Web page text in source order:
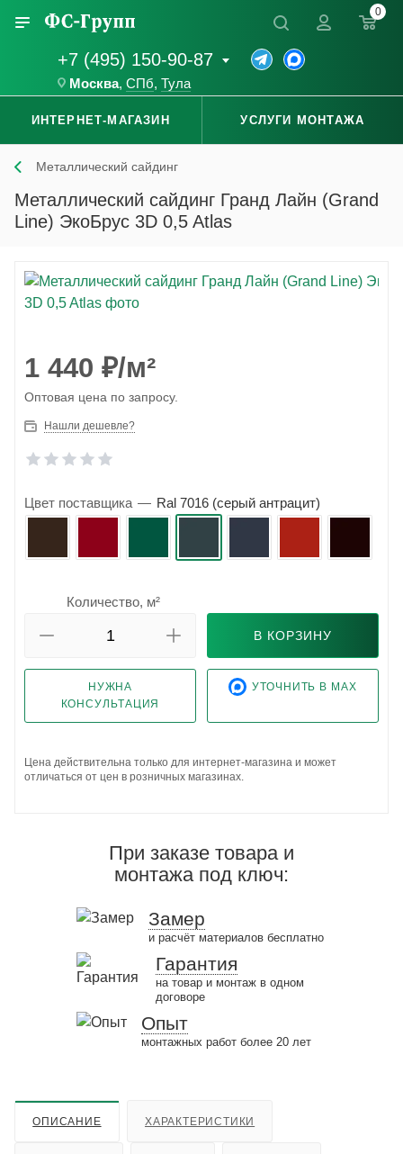
+7 (495) 150-90-87
Москва, СПб, Тула
0
ИНТЕРНЕТ-МАГАЗИН УСЛУГИ МОНТАЖА
Металлический сайдинг
Металлический сайдинг Гранд Лайн (Grand
Line) ЭкоБрус 3D 0,5 Atlas
1 440 ₽/м²
Оптовая цена по запросу.
Нашли дешевле?
Цвет поставщика — Ral 7016 (серый антрацит)
Количество, м²
В КОРЗИНУ
НУЖНА
КОНСУЛЬТАЦИЯ
УТОЧНИТЬ В MAX
Цена действительна только для интернет-магазина и может
отличаться от цен в розничных магазинах.
При заказе товара и
монтажа под ключ:
Замер
и расчёт материалов бесплатно
Гарантия
на товар и монтаж в одном
договоре
Опыт
монтажных работ более 20 лет
ОПИСАНИЕ ХАРАКТЕРИСТИКИ